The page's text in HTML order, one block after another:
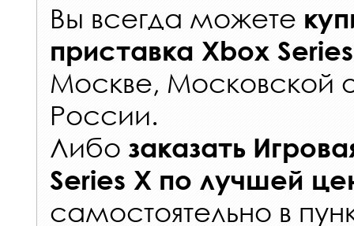
Вы всегда можете
приставка Xbox
Москве, Московской
России.
Либо заказать
Series X по лучшей
самостоятельно в